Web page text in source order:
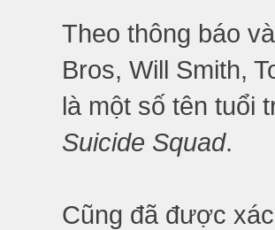
Theo thông báo
Bros, Will Smith,
là một số tên tuổi
Suicide Squad.
Cũng đã được